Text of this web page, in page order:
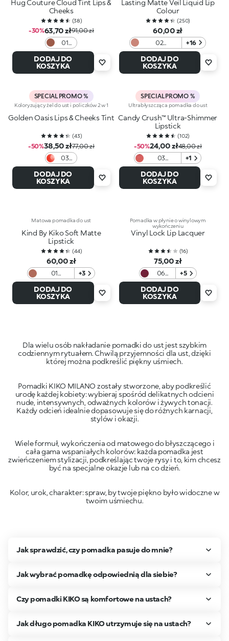
Hug Couture Cloud Tint Lips &
Cheeks
(38)
-30%63,70 zł91,00 zł
01
Fluffy
Flush
DODAJ DO
KOSZYKA
Lasting Matte Veil Liquid Lip
Colour
(250)
60,00 zł
02
Cappuccino
+16
DODAJ DO
KOSZYKA
SPECIAL PROMO %
Koloryzujący żel do ust i policzków 2 w 1
Golden Oasis Lips & Cheeks Tint
(43)
-50%38,50 zł77,00 zł
03
Love
In
Coral
DODAJ DO
KOSZYKA
SPECIAL PROMO %
Ultrabłyszcząca pomadka do ust
Candy Crush™ Ultra-Shimmer
Lipstick
(102)
-50%24,00 zł48,00 zł
03
Daydream
Frosting
+1
DODAJ DO
KOSZYKA
Matowa pomadka do ust
Kind By Kiko Soft Matte
Lipstick
(44)
60,00 zł
01
Woodland
+3
DODAJ DO
KOSZYKA
Pomadka w płynie o winylowym
wykończeniu
Vinyl Lock Lip Lacquer
(16)
75,00 zł
06
Berry
Crush
+5
DODAJ DO
KOSZYKA
Dla wielu osób nakładanie pomadki do ust jest szybkim
codziennym rytuałem. Chwilą przyjemności dla ust, dzięki
Pomadki KIKO MILANO zostały stworzone, aby podkreślić
urodę każdej kobiety: wybieraj spośród delikatnych odcieni
nude, intensywnych, odważnych kolorów i żywych tonacji.
Każdy odcień idealnie dopasowuje się do różnych karnacji,
Wiele formuł, wykończenia od matowego do błyszczącego i
cała gama wspaniałych kolorów: każda pomadka jest
zwieńczeniem stylizacji, podkreślając twoje rysy i to, kim chcesz
Kolor, urok, charakter: spraw, by twoje piękno było widoczne w
twoim uśmiechu.
Jak sprawdzić, czy pomadka pasuje do mnie?
Jak wybrać pomadkę odpowiednią dla siebie?
Czy pomadki KIKO są komfortowe na ustach?
Jak długo pomadka KIKO utrzymuje się na ustach?